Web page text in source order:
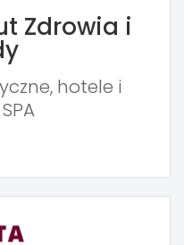
Zdrowia i
hotele i